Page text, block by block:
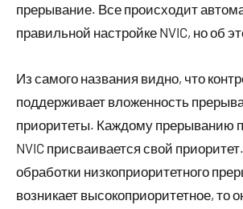
прерывание. Все происходит
правильной настройке NVIC, но об
Из самого названия видно, что
поддерживает вложенность
приоритеты. Каждому прерыванию
NVIC присваивается свой
обработки низкоприоритетного
возникает высокоприоритетное, то